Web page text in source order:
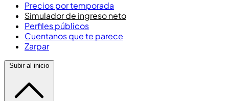
Precios por temporada
Simulador de ingreso neto
Perfiles públicos
Cuentanos que te parece
Zarpar
Subir al inicio